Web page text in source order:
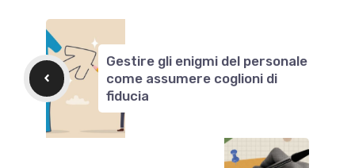
Gestire gli enigmi del personale
come assumere coglioni di
fiducia